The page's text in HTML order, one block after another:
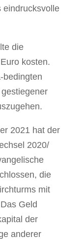
eindrucksvolle
die
kosten.
bedingten
2021 hat der
2020/
die
mit
Geld
der
anderer